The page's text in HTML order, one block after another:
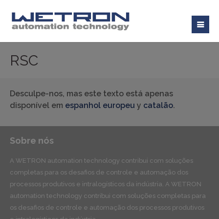
RSC
Desculpe-nos, mas este texto está apenas
disponível em espanhol europeu y catalão.
Sobre nós
A WETRON automation technology contribui com soluções
completas para os desafios de controle e automação dos
processos produtivos e intralogísticos da indústria. A WETRON
automation technology contribui com soluções completas para
os desafios de controle e automação dos processos produtivos